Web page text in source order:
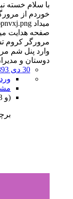
با سلام خسته
خوردم از
مرورگر کروم
وارد پنل شم
دوستان و
30 دی 1393
(و 3 مورد دیگر)